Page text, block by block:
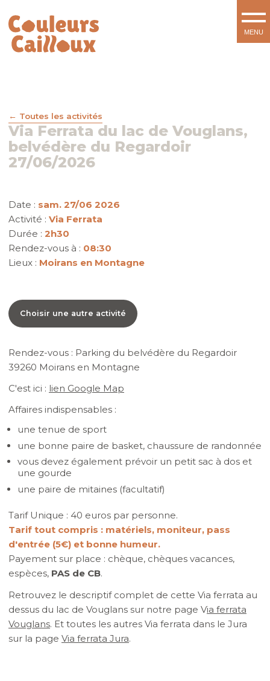
Toutes les activités
Via Ferrata du lac de Vouglans,
belvédère du Regardoir
27/06/2026
Date : sam. 27/06 2026
Activité : Via Ferrata
Durée : 2h30
Rendez-vous à : 08:30
Lieux : Moirans en Montagne
Choisir une autre activité
Rendez-vous : Parking du belvédère du Regardoir
39260 Moirans en Montagne
C'est ici : lien Google Map
Affaires indispensables :
une tenue de sport
une bonne paire de basket, chaussure de randonnée
vous devez également prévoir un petit sac à dos et
une gourde
une paire de mitaines (facultatif)
Tarif Unique : 40 euros par personne.
Tarif tout compris : matériels, moniteur, pass
d'entrée (5€) et bonne humeur.
Payement sur place : chèque, chèques vacances,
espèces, PAS de CB.
Retrouvez le descriptif complet de cette Via ferrata au
dessus du lac de Vouglans sur notre page Via ferrata
Vouglans. Et toutes les autres Via ferrata dans le Jura
sur la page Via ferrata Jura.